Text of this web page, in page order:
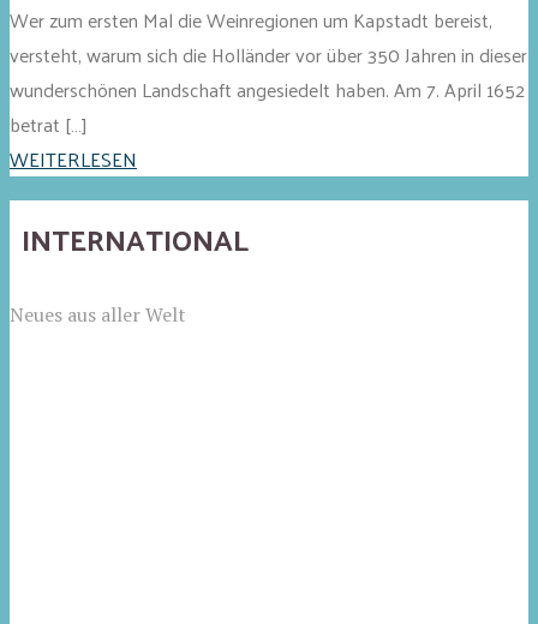
Wer zum ersten Mal die Weinregionen um Kapstadt bereist,
versteht, warum sich die Holländer vor über 350 Jahren in dieser
wunderschönen Landschaft angesiedelt haben. Am 7. April 1652
betrat […]
WEITERLESEN
INTERNATIONAL
Neues aus aller Welt